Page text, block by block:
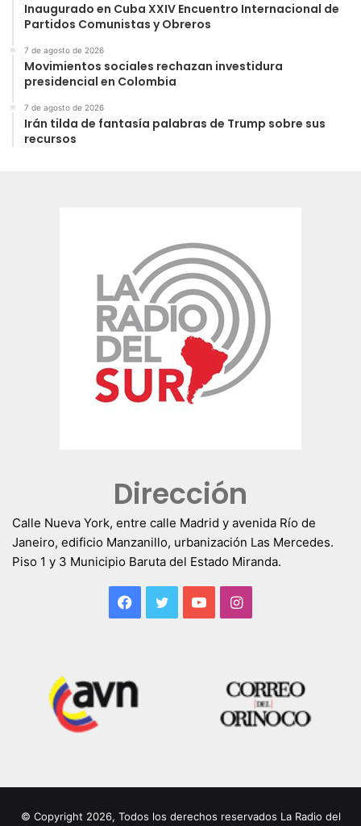
Inaugurado en Cuba XXIV Encuentro Internacional de
Partidos Comunistas y Obreros
7 de agosto de 2026
Movimientos sociales rechazan investidura
presidencial en Colombia
7 de agosto de 2026
Irán tilda de fantasía palabras de Trump sobre sus
recursos
Dirección
Calle Nueva York, entre calle Madrid y avenida Río de
Janeiro, edificio Manzanillo, urbanización Las Mercedes.
Piso 1 y 3 Municipio Baruta del Estado Miranda.
Facebook
TwitterYouTubeInstagram
© Copyright 2026, Todos los derechos reservados La Radio del